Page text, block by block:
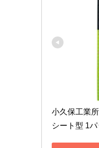
小久保工業
シート型 1パ